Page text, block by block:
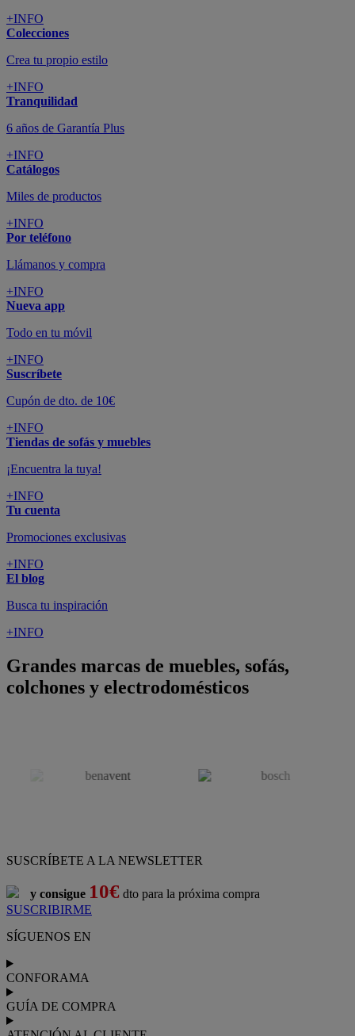
+INFO
Colecciones
Crea tu propio estilo
+INFO
Tranquilidad
6 años de Garantía Plus
+INFO
Catálogos
Miles de productos
+INFO
Por teléfono
Llámanos y compra
+INFO
Nueva app
Todo en tu móvil
+INFO
Suscríbete
Cupón de dto. de 10€
+INFO
Tiendas de sofás y muebles
¡Encuentra la tuya!
+INFO
Tu cuenta
Promociones exclusivas
+INFO
El blog
Busca tu inspiración
+INFO
Grandes marcas de muebles, sofás,
colchones y electrodomésticos
SUSCRÍBETE A LA NEWSLETTER
y consigue 10€ dto para la próxima compra
SUSCRIBIRME
SÍGUENOS EN
CONFORAMA
GUÍA DE COMPRA